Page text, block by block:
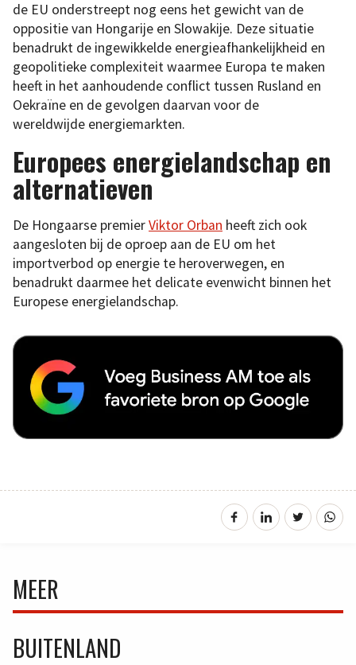
de EU onderstreept nog eens het gewicht van de
oppositie van Hongarije en Slowakije. Deze situatie
benadrukt de ingewikkelde energieafhankelijkheid en
geopolitieke complexiteit waarmee Europa te maken
heeft in het aanhoudende conflict tussen Rusland en
Oekraïne en de gevolgen daarvan voor de
wereldwijde energiemarkten.
Europees energielandschap en
alternatieven
De Hongaarse premierViktor Orban heeft zich ook
aangesloten bij de oproep aan de EU om het
importverbod op energie te heroverwegen, en
benadrukt daarmee het delicate evenwicht binnen het
Europese energielandschap.
MEER
BUITENLAND